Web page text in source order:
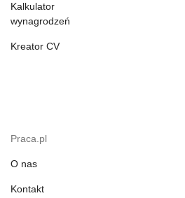
Kalkulator
wynagrodzeń
Kreator CV
Praca.pl
O nas
Kontakt